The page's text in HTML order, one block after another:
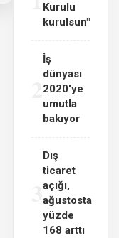
Kurulu
kurulsun"
İş
dünyası
2020'ye
umutla
bakıyor
3
Dış
ticaret
açığı,
ağustosta
yüzde
168 arttı